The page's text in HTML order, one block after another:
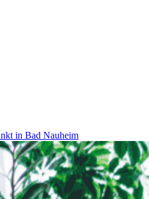
in Bad Nauheim